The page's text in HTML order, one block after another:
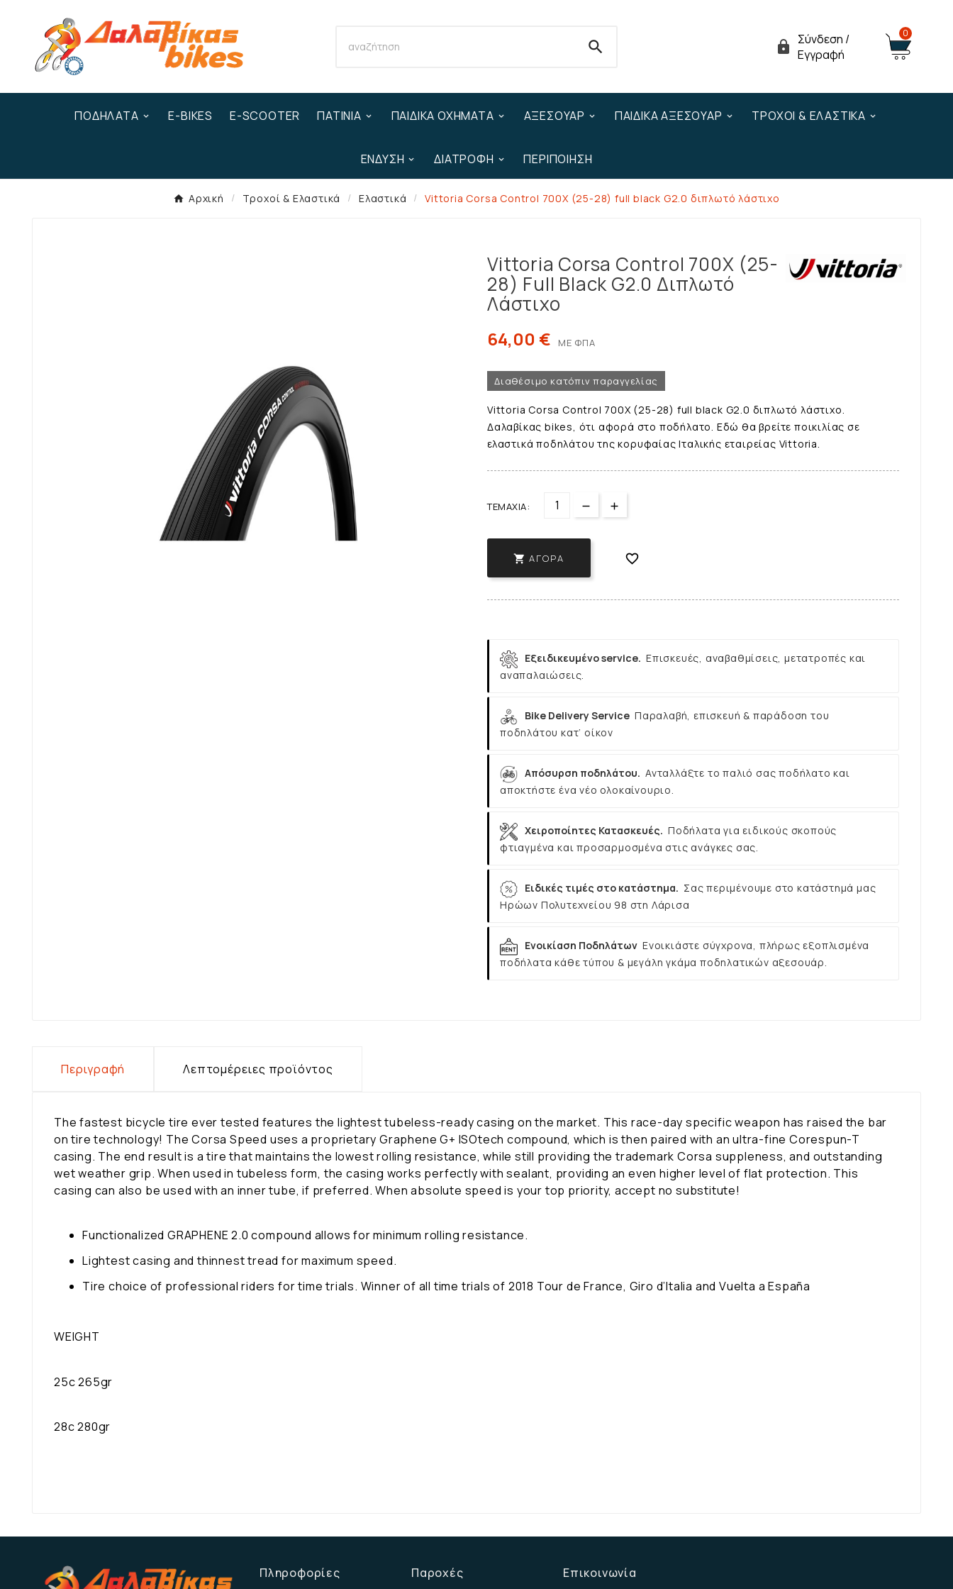
  Σύνδεση /
Εγγραφή
0
ΠΟΔΉΛΑΤΑ E-BIKES E-SCOOTER ΠΑΤΊΝΙΑ ΠΑΙΔΙΚΆ ΟΧΉΜΑΤΑ ΑΞΕΣΟΥΆΡ ΠΑΙΔΙΚΆ ΑΞΕΣΟΥΆΡ ΤΡΟΧΟΊ & ΕΛΑΣΤΙΚΆ
ΈΝΔΥΣΗ ΔΙΑΤΡΟΦΉ ΠΕΡΙΠΟΊΗΣΗ
Αρχική Τροχοί & Ελαστικά Ελαστικά Vittoria Corsa Control 700X (25-28) full black G2.0 διπλωτό λάστιχο
Vittoria Corsa Control 700X (25-
28) Full Black G2.0 Διπλωτό
Λάστιχο
64,00 € ΜΕ ΦΠΑ
Διαθέσιμο κατόπιν παραγγελίας
Vittoria Corsa Control 700X (25-28) full black G2.0 διπλωτό λάστιχο.
Δαλαβίκας bikes, ότι αφορά στο ποδήλατο. Εδώ θα βρείτε ποικιλίας σε
ελαστικά ποδηλάτου της κορυφαίας Ιταλικής εταιρείας Vittoria.
ΤΕΜΆΧΙΑ:
 ΑΓΟΡΆ 
Εξειδικευμένο service. Επισκευές, αναβαθμίσεις, μετατροπές και
αναπαλαιώσεις.
Bike Delivery Service Παραλαβή, επισκευή & παράδοση του
ποδηλάτου κατ’ οίκον
Απόσυρση ποδηλάτου. Ανταλλάξτε το παλιό σας ποδήλατο και
αποκτήστε ένα νέο ολοκαίνουριο.
Χειροποίητες Κατασκευές. Ποδήλατα για ειδικούς σκοπούς
φτιαγμένα και προσαρμοσμένα στις ανάγκες σας.
Ειδικές τιμές στο κατάστημα. Σας περιμένουμε στο κατάστημά μας
Ηρώων Πολυτεχνείου 98 στη Λάρισα
Ενοικίαση Ποδηλάτων Ενοικιάστε σύγχρονα, πλήρως εξοπλισμένα
ποδήλατα κάθε τύπου & μεγάλη γκάμα ποδηλατικών αξεσουάρ.
Περιγραφή Λεπτομέρειες προϊόντος
The fastest bicycle tire ever tested features the lightest tubeless-ready casing on the market. This race-day specific weapon has raised the bar
on tire technology! The Corsa Speed uses a proprietary Graphene G+ ISOtech compound, which is then paired with an ultra-fine Corespun-T
casing. The end result is a tire that maintains the lowest rolling resistance, while still providing the trademark Corsa suppleness, and outstanding
wet weather grip. When used in tubeless form, the casing works perfectly with sealant, providing an even higher level of flat protection. This
casing can also be used with an inner tube, if preferred. When absolute speed is your top priority, accept no substitute!
Functionalized GRAPHENE 2.0 compound allows for minimum rolling resistance.
Lightest casing and thinnest tread for maximum speed.
Tire choice of professional riders for time trials. Winner of all time trials of 2018 Tour de France, Giro d’Italia and Vuelta a España
WEIGHT
25c 265gr
28c 280gr
Πληροφορίες Παροχές Επικοινωνία